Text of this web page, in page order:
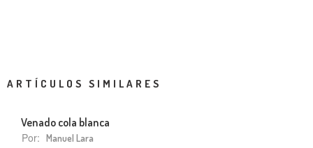
ARTÍCULOS SIMILARES
Venado cola blanca
Por: Manuel Lara